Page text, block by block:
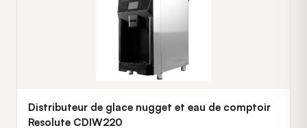
Distributeur de glace nugget et eau de comptoir
Resolute CDIW220